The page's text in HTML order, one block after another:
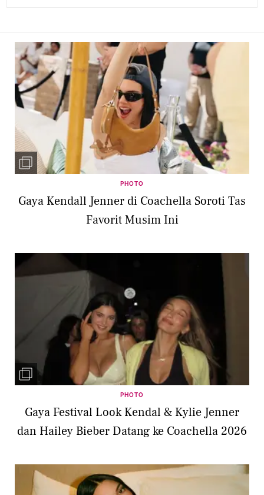
PHOTO
Gaya Kendall Jenner di Coachella Soroti Tas
Favorit Musim Ini
PHOTO
Gaya Festival Look Kendal & Kylie Jenner
dan Hailey Bieber Datang ke Coachella 2026